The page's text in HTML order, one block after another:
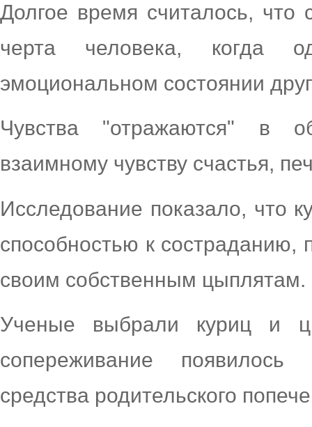
Долгое время считалось, что
черта человека, когда
эмоциональном состоянии
Чувства "отражаются" в
взаимному чувству счастья,
Исследование показало, что
способностью к
своим собственным цыплятам.
Ученые выбрали куриц и
сопереживание появилось
средства родительского